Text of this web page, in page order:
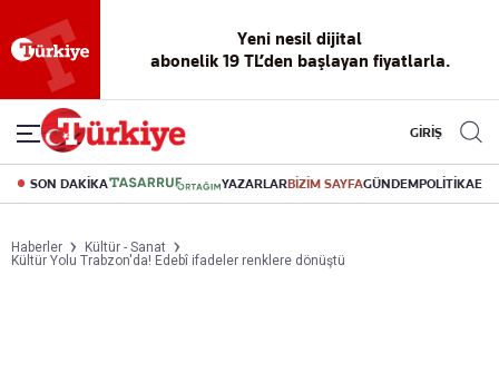
Yeni nesil dijital
abonelik 19 TL’den başlayan fiyatlarla.
GİRİŞ
SON DAKİKA YAZARLARBİZİM SAYFAGÜNDEMPOLİTİKA
Haberler
Kültür - Sanat
Kültür Yolu Trabzon'da! Edebî ifadeler renklere dönüştü